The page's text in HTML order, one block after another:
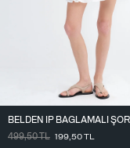
499,50TL 199,50TL